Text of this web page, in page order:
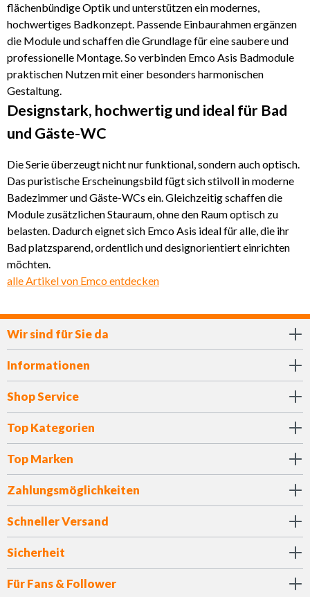
flächenbündige Optik und unterstützen ein modernes,
hochwertiges Badkonzept. Passende Einbaurahmen ergänzen
die Module und schaffen die Grundlage für eine saubere und
professionelle Montage. So verbinden Emco Asis Badmodule
praktischen Nutzen mit einer besonders harmonischen
Gestaltung.
Designstark, hochwertig und ideal für Bad
und Gäste-WC
Die Serie überzeugt nicht nur funktional, sondern auch optisch.
Das puristische Erscheinungsbild fügt sich stilvoll in moderne
Badezimmer und Gäste-WCs ein. Gleichzeitig schaffen die
Module zusätzlichen Stauraum, ohne den Raum optisch zu
belasten. Dadurch eignet sich Emco Asis ideal für alle, die ihr
Bad platzsparend, ordentlich und designorientiert einrichten
möchten.
alle Artikel von Emco entdecken
Wir sind für Sie da
Informationen
Shop Service
Top Kategorien
Top Marken
Zahlungsmöglichkeiten
Schneller Versand
Sicherheit
Für Fans & Follower